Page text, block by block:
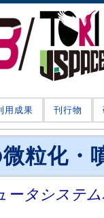
用成果 刊行物
粒化・
ータシステ